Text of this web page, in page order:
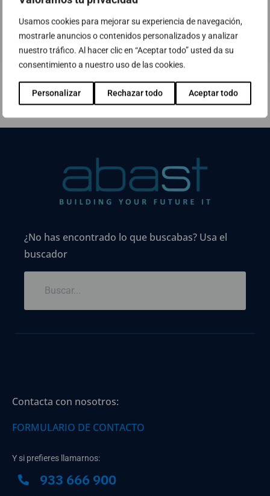
Usamos cookies para mejorar su experiencia de navegación,
mostrarle anuncios o contenidos personalizados y analizar
nuestro tráfico. Al hacer clic en “Aceptar todo” usted da su
consentimiento a nuestro uso de las cookies.
Personalizar Rechazar todo Aceptar todo
¿No has encontrado lo que buscabas? Usa el
buscador
Contacta con nosotros:
FORMULARIO DE CONTACTO
Y si prefieres llamarnos:
933 666 900